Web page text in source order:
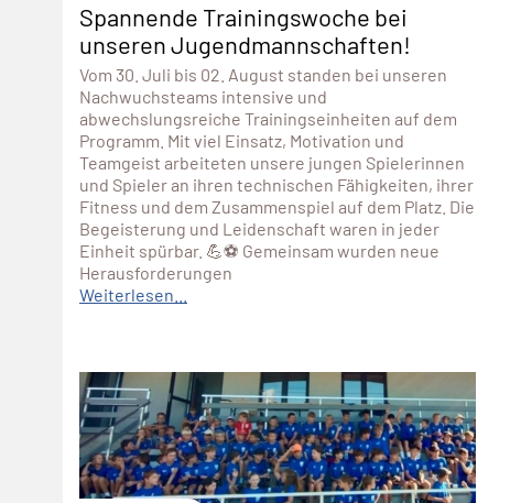
Spannende Trainingswoche bei
unseren Jugendmannschaften!
Vom 30. Juli bis 02. August standen bei unseren
Nachwuchsteams intensive und
abwechslungsreiche Trainingseinheiten auf dem
Programm. Mit viel Einsatz, Motivation und
Teamgeist arbeiteten unsere jungen Spielerinnen
und Spieler an ihren technischen Fähigkeiten, ihrer
Fitness und dem Zusammenspiel auf dem Platz. Die
Begeisterung und Leidenschaft waren in jeder
Einheit spürbar. 💪⚽ Gemeinsam wurden neue
Herausforderungen
Weiterlesen...